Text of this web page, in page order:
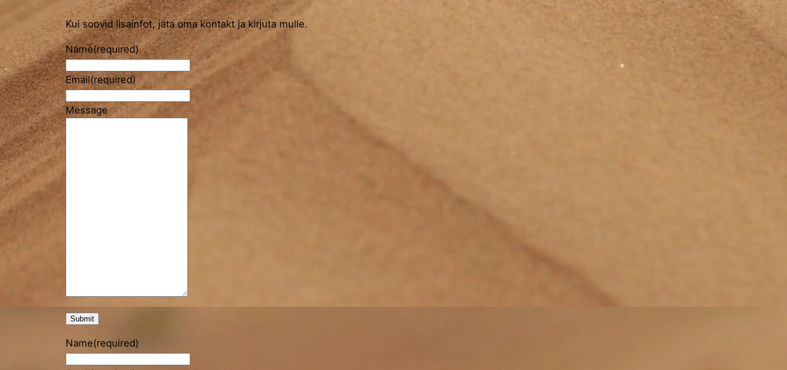
Kui soovid lisainfot, jäta oma kontakt ja kirjuta mulle.
Name(required)
Email(required)
Message
Submit
Name(required)